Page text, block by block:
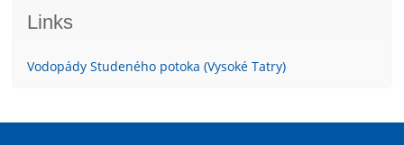
Links
Vodopády Studeného potoka (Vysoké Tatry)